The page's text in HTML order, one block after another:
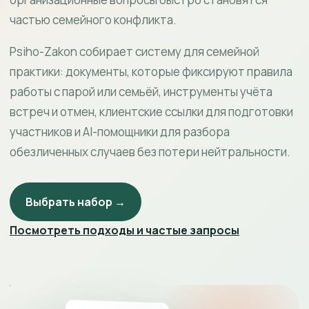
частью семейного конфликта.
Psiho-Zakon собирает систему для семейной
практики: документы, которые фиксируют правила
работы с парой или семьёй, инструменты учёта
встреч и отмен, клиентские ссылки для подготовки
участников и AI-помощники для разбора
обезличенных случаев без потери нейтральности.
Выбрать набор →
Посмотреть подходы и частые запросы